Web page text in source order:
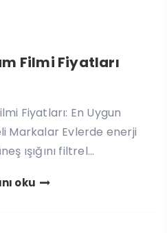
Filmi Fiyatları
Fiyatları: En Uygun
Markalar Evlerde enerji
ışığını filtrel...
oku